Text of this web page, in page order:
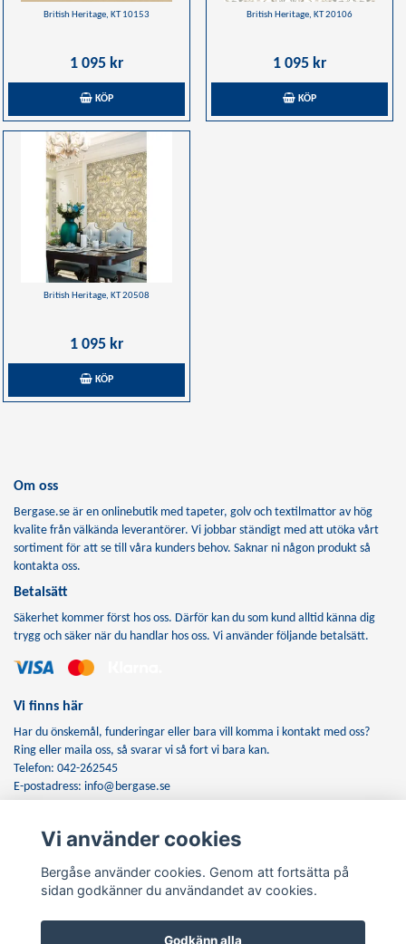
British Heritage, KT 10153
1 095 kr
KÖP
British Heritage, KT 20106
1 095 kr
KÖP
British Heritage, KT 20508
1 095 kr
KÖP
Om oss
Bergase.se är en onlinebutik med tapeter, golv och textilmattor av hög
kvalite från välkända leverantörer. Vi jobbar ständigt med att utöka vårt
sortiment för att se till våra kunders behov. Saknar ni någon produkt så
kontakta oss.
Betalsätt
Säkerhet kommer först hos oss. Därför kan du som kund alltid känna dig
trygg och säker när du handlar hos oss. Vi använder följande betalsätt.
Vi finns här
Har du önskemål, funderingar eller bara vill komma i kontakt med oss?
Ring eller maila oss, så svarar vi så fort vi bara kan.
Telefon: 042-262545
E-postadress: info@bergase.se
Anmäl dig till vårt nyhetsbrev
Prenumerera
Vi använder cookies
Bergåse använder cookies. Genom att fortsätta på
sidan godkänner du användandet av cookies.
Godkänn alla